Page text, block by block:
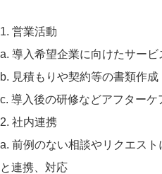
1. 営業活動
a. 導入希望企業に向けたサービ
b. 見積もりや契約等の書類作成
c. 導入後の研修などアフターケ
2. 社内連携
a. 前例のない相談やリクエス
と連携、対応